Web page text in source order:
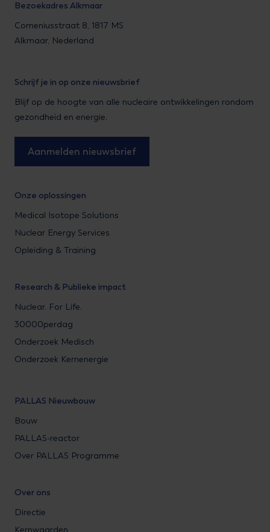
Bezoekadres Alkmaar
Comeniusstraat 8, 1817 MS
Alkmaar, Nederland
Schrijf je in op onze nieuwsbrief
Blijf op de hoogte van alle nucleaire ontwikkelingen rondom
gezondheid en energie.
Aanmelden nieuwsbrief
Onze oplossingen
Medical Isotope Solutions
Nuclear Energy Services
Opleiding & Training
Research & Publieke impact
Nuclear. For Life.
30000perdag
Onderzoek Medisch
Onderzoek Kernenergie
PALLAS Nieuwbouw
Bouw
PALLAS-reactor
Over PALLAS Programme
Over ons
Directie